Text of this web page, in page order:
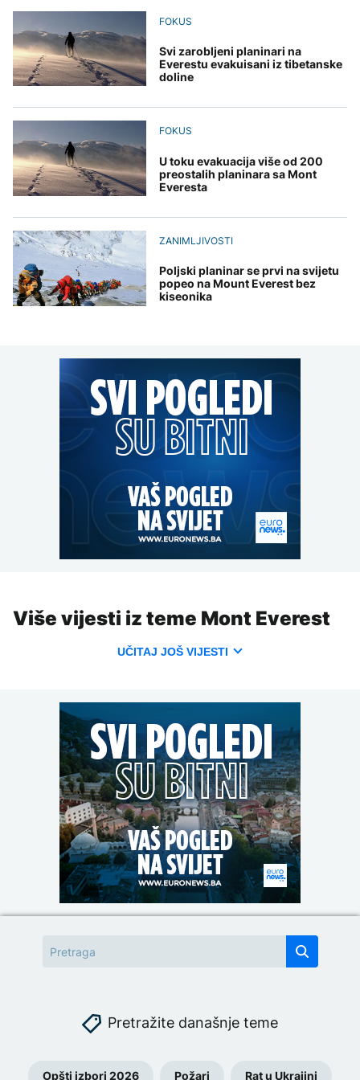
Počela isplata penzija u
RS
Nuklearka Krško
zbog niskog vodostaja i
visokih temperatura
Save
graničnim prelazima u
EU: Koja je svrha EES
čim je preopterećen?
Skočile cijene nafte na
se to odraziti na BiH
miliona dolara
KULTURA
Rat i pijesak prijete
Meroe u Sudanu
albumu
FOKUS
Svi zarobljeni planinari na
Everestu evakuisani iz tibetanske
doline
FOKUS
U toku evakuacija više od 200
preostalih planinara sa Mont
Everesta
ZANIMLJIVOSTI
Poljski planinar se prvi na svijetu
popeo na Mount Everest bez
kiseonika
Više vijesti iz teme Mont Everest
UČITAJ JOŠ VIJESTI
Pretražite današnje teme
Opšti izbori 2026 Požari Rat u Ukrajini